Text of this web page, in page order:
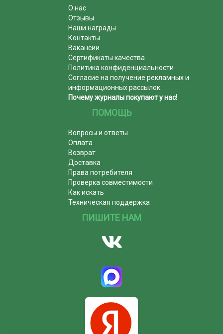
О нас
Отзывы
Наши награды
Контакты
Вакансии
Сертификаты качества
Политика конфиденциальности
Согласие на получение рекламных и
информационных рассылок
Почему журналы покупают у нас!
ПОМОЩЬ
Вопросы и ответы
Оплата
Возврат
Доставка
Права потребителя
Проверка совместимости
Как искать
Техническая поддержка
ПИШИТЕ НАМ